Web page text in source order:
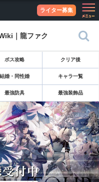
ライター募集
｜龍ファク
ボス攻略 クリア後
結婚・同性婚 キャラ一覧
最強防具 最強装飾品